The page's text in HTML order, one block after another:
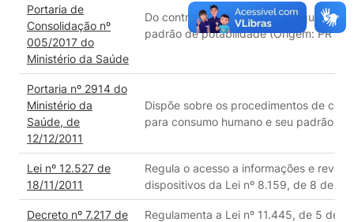
Portaria de
Consolidação nº
005/2017 do
Ministério da Saúde
Do controle e da vigilância da
padrão de potabilidade (Origem: PRT
Portaria nº 2914 do
Ministério da
Saúde, de
12/12/2011
Dispõe sobre os procedimentos de
para consumo humano e seu padrão
Lei nº 12.527 de
18/11/2011
Regula o acesso a informações e
dispositivos da Lei nº 8.159, de 8 de
Decreto nº 7.217 de
Regulamenta a Lei nº 11.445, de 5 de